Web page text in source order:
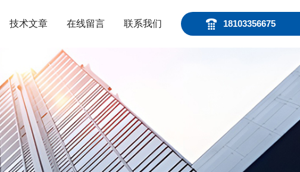
18103356675
技术文章 在线留言 联系我们